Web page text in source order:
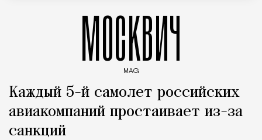
МОСКВИЧ
MAG
Каждый 5-й самолет российских
авиакомпаний простаивает из-за
санкций